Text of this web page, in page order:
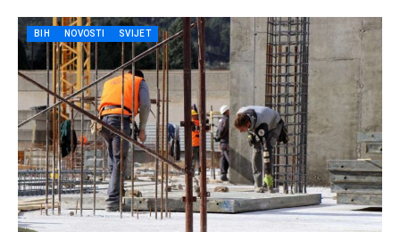
BIH NOVOSTI SVIJET